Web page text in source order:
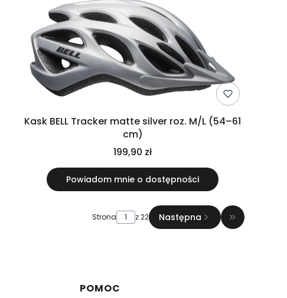
Kask BELL Tracker matte silver roz. M/L (54–61
cm)
199,90 zł
Powiadom mnie o dostępności
Strona z 22 Następna Przejdź do
POMOC